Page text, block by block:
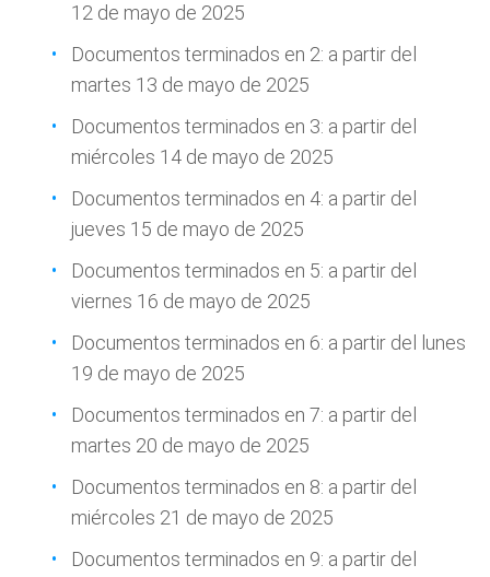
12 de mayo de 2025
Documentos terminados en 2: a partir del
martes 13 de mayo de 2025
Documentos terminados en 3: a partir del
miércoles 14 de mayo de 2025
Documentos terminados en 4: a partir del
jueves 15 de mayo de 2025
Documentos terminados en 5: a partir del
viernes 16 de mayo de 2025
Documentos terminados en 6: a partir del lunes
19 de mayo de 2025
Documentos terminados en 7: a partir del
martes 20 de mayo de 2025
Documentos terminados en 8: a partir del
miércoles 21 de mayo de 2025
Documentos terminados en 9: a partir del